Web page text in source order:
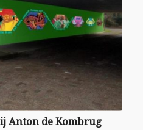
Anton de Kombrug